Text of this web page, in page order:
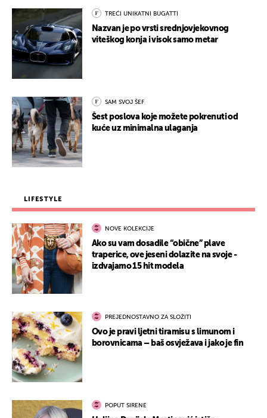
TREĆI UNIKATNI BUGATTI
Nazvan je po vrsti srednjovjekovnog
viteškog konja i visok samo metar
SAM SVOJ ŠEF
Šest poslova koje možete pokrenuti od
kuće uz minimalna ulaganja
LIFESTYLE
NOVE KOLEKCIJE
Ako su vam dosadile “obične” plave
traperice, ove jeseni dolazite na svoje -
izdvajamo 15 hit modela
PREJEDNOSTAVNO ZA SLOŽITI
Ovo je pravi ljetni tiramisu s limunom i
borovnicama – baš osvježava i jako je fin
POPUT SIRENE